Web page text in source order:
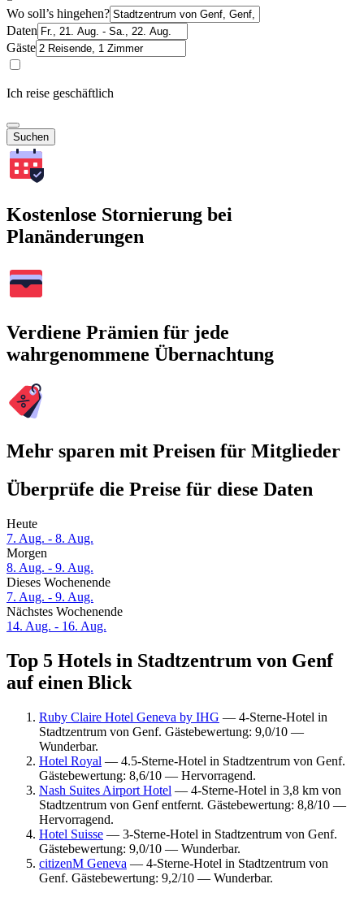
Wo soll’s hingehen?
Daten
Gäste
Ich reise geschäftlich
Suchen
Kostenlose Stornierung bei
Planänderungen
Verdiene Prämien für jede
wahrgenommene Übernachtung
Mehr sparen mit Preisen für Mitglieder
Überprüfe die Preise für diese Daten
Heute
7. Aug. - 8. Aug.
Morgen
8. Aug. - 9. Aug.
Dieses Wochenende
7. Aug. - 9. Aug.
Nächstes Wochenende
14. Aug. - 16. Aug.
Top 5 Hotels in Stadtzentrum von Genf
auf einen Blick
Ruby Claire Hotel Geneva by IHG — 4-Sterne-Hotel in
Stadtzentrum von Genf. Gästebewertung: 9,0/10 —
Wunderbar.
Hotel Royal — 4.5-Sterne-Hotel in Stadtzentrum von Genf.
Gästebewertung: 8,6/10 — Hervorragend.
Nash Suites Airport Hotel — 4-Sterne-Hotel in 3,8 km von
Stadtzentrum von Genf entfernt. Gästebewertung: 8,8/10 —
Hervorragend.
Hotel Suisse — 3-Sterne-Hotel in Stadtzentrum von Genf.
Gästebewertung: 9,0/10 — Wunderbar.
citizenM Geneva — 4-Sterne-Hotel in Stadtzentrum von
Genf. Gästebewertung: 9,2/10 — Wunderbar.